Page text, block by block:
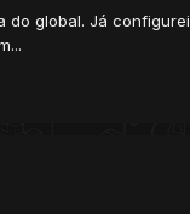
global. Já